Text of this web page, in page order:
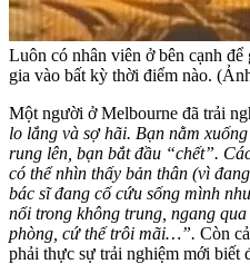
Luôn có nhân viên ở bên cạnh
gia vào bất kỳ thời điểm nào.
Một người ở Melbourne đã trải
lo lắng và sợ hãi. Bạn nằm
rung lên, bạn bắt đầu “chết”.
có thể nhìn thấy bản thân (vì
bác sĩ đang cố cứu sống mình
nổi trong không trung, ngang
phòng, cứ thế trôi mãi…”. Còn
phải thực sự trải nghiệm mới biết